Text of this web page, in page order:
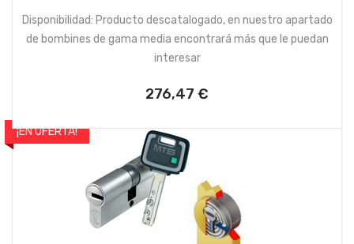
Disponibilidad: Producto descatalogado, en nuestro apartado
de bombines de gama media encontrará más que le puedan
interesar
Precio
276,47 €
¡EN OFERTA!
-10%